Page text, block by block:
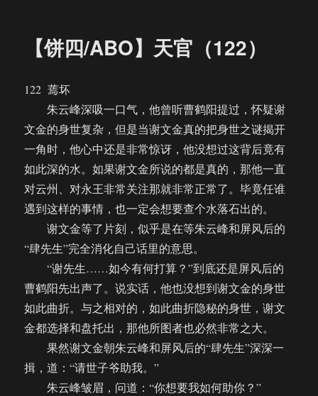
【饼四/ABO】天官（122）
122 蔫坏
朱云峰深吸一口气，他曾听曹鹤阳提过，怀疑谢
文金的身世复杂，但是当谢文金真的把身世之谜揭开
一角时，他心中还是非常惊讶，他没想过这背后竟有
如此深的水。如果谢文金所说的都是真的，那他一直
对云州、对永王非常关注那就非常正常了。毕竟任谁
遇到这样的事情，也一定会想要查个水落石出的。
谢文金等了片刻，似乎是在等朱云峰和屏风后的
“肆先生”完全消化自己话里的意思。
“谢先生……如今有何打算？”到底还是屏风后的
曹鹤阳先出声了。说实话，他也没想到谢文金的身世
如此曲折。与之相对的，如此曲折隐秘的身世，谢文
金都选择和盘托出，那他所图者也必然非常之大。
果然谢文金朝朱云峰和屏风后的“肆先生”深深一
揖，道：“请世子爷助我。”
朱云峰皱眉，问道：“你想要我如何助你？”